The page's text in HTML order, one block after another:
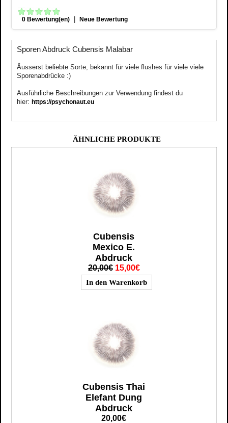
0 Bewertung(en) | Neue Bewertung
Sporen Abdruck Cubensis Malabar
Äusserst beliebte Sorte, bekannt für viele flushes für viele viele
Sporenabdrücke :)
Ausführliche Beschreibungen zur Verwendung findest du
hier: https://psychonaut.eu
ÄHNLICHE PRODUKTE
Cubensis
Mexico E.
Abdruck
20,00€ 15,00€
Cubensis Thai
Elefant Dung
Abdruck
20,00€